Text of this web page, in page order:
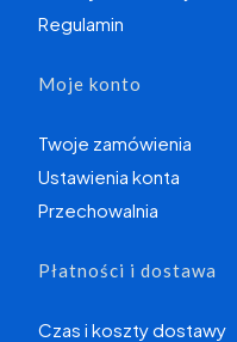
Regulamin
Moje konto
Twoje zamówienia
Ustawienia konta
Przechowalnia
Płatności i dostawa
Czas i koszty dostawy